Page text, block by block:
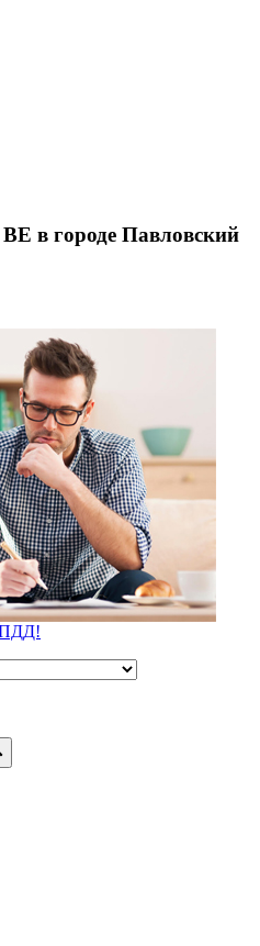
в городе Павловский
ПДД!